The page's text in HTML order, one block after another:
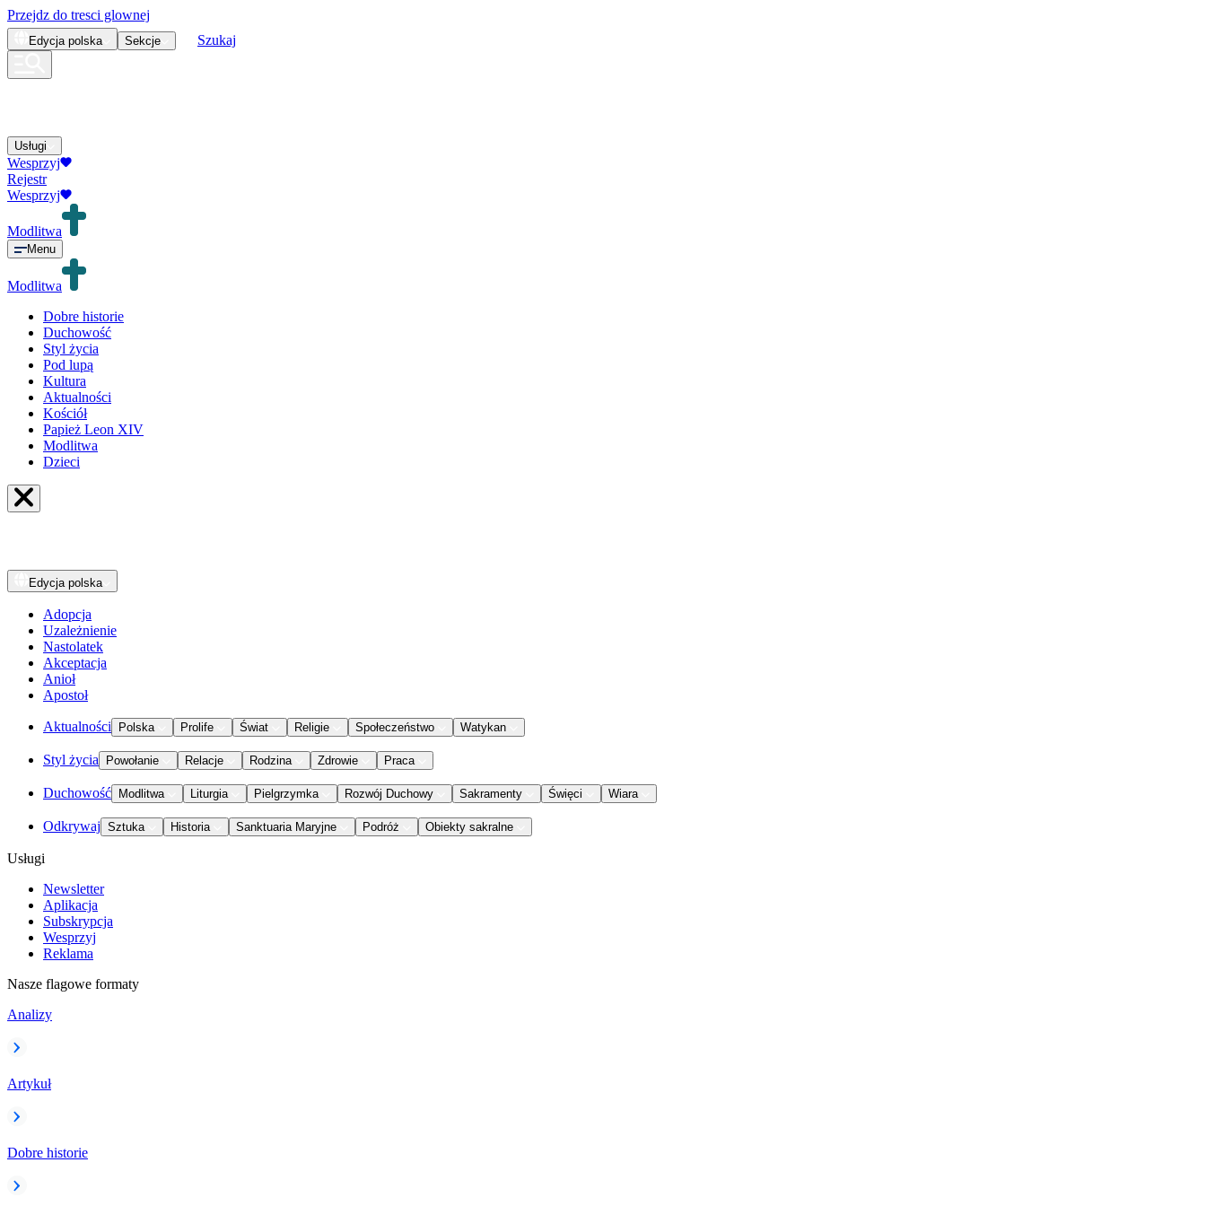
Przejdz do tresci glownej
Edycja polska Sekcje Szukaj
Usługi
Wesprzyj
Rejestr
Wesprzyj
Modlitwa
Menu
Modlitwa
Dobre historie
Duchowość
Styl życia
Pod lupą
Kultura
Aktualności
Kościół
Papież Leon XIV
Modlitwa
Dzieci
Edycja polska
Adopcja
Uzależnienie
Nastolatek
Akceptacja
Anioł
Apostoł
Aktualności Polska Prolife Świat Religie Społeczeństwo Watykan
Styl życia Powołanie Relacje Rodzina Zdrowie Praca
Duchowość Modlitwa Liturgia Pielgrzymka Rozwój Duchowy Sakramenty Święci Wiara
Odkrywaj Sztuka Historia Sanktuaria Maryjne Podróż Obiekty sakralne
Usługi
Newsletter
Aplikacja
Subskrypcja
Wesprzyj
Reklama
Nasze flagowe formaty
Analizy
Artykuł
Dobre historie